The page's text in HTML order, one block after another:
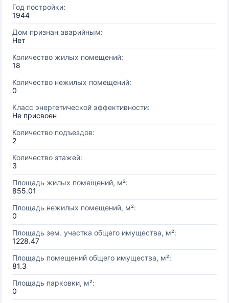
Год постройки:
1944
Дом признан аварийным:
Нет
Количество жилых помещений:
18
Количество нежилых помещений:
0
Класс энергетической эффективности:
Не присвоен
Количество подъездов:
2
Количество этажей:
3
Площадь жилых помещений, м²:
855.01
Площадь нежилых помещений, м²:
0
Площадь зем. участка общего имущества, м²:
1228.47
Площадь помещений общего имущества, м²:
81.3
Площадь парковки, м²:
0